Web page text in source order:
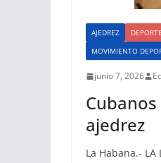
AJEDREZ DEPORTE
MOVIMIENTO
junio 7, 2026
ajedrez
La Habana.-